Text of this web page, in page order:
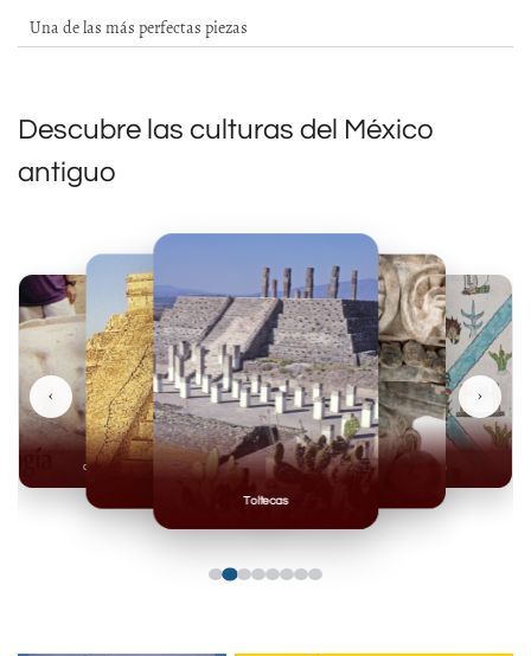
Una de las más perfectas piezas
Descubre las culturas del México
antiguo
Toltecas
Mexicas
Olmecas
‹ ›